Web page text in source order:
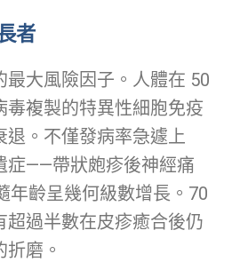
者
最大風險因子。人體在 50
毒複製的特異性細胞免疫
退。不僅發病率急遽上
症——帶狀皰疹後神經痛
年齡呈幾何級數增長。70
超過半數在皮疹癒合後仍
磨。